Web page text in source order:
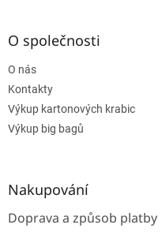
O společnosti
O nás
Kontakty
Výkup kartonových krabic
Výkup big bagů
Nakupování
Doprava a způsob platby